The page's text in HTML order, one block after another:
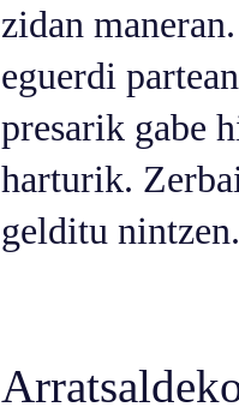
zidan
eguerdi
presarik gabe
harturik.
gelditu nintzen.